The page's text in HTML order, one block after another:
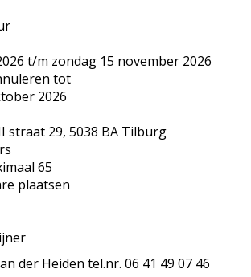
t/m zondag 15 november 2026
tot
2026
straat 29, 5038 BA Tilburg
65
plaatsen
der Heiden tel.nr. 06 41 49 07 46